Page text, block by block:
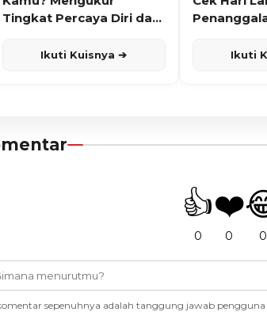
Tingkat Percaya Diri dan
Ikuti Kuisnya ➔ Ikuti
👍
0
❤️
0 0
sepenuhnya adalah tanggung jawab pengguna